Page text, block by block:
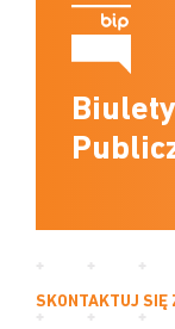
SKONTAKTUJ SIĘ